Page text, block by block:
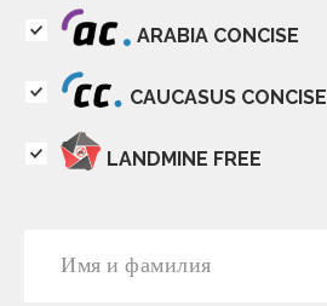
ARABIA CONCISE
CAUCASUS CONCISE
LANDMINE FREE